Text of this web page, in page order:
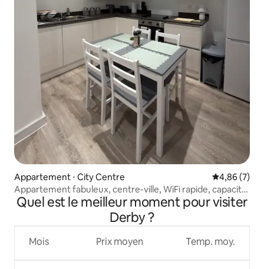
Appartement ⋅ City Centre Évaluation
4,86 (7)
Appartement fabuleux, centre-ville, WiFi rapide, capacité
d'hébergement de 4 personnes
Quel est le meilleur moment pour visiter
Derby ?
Mois Prix moyen Temp. moy.